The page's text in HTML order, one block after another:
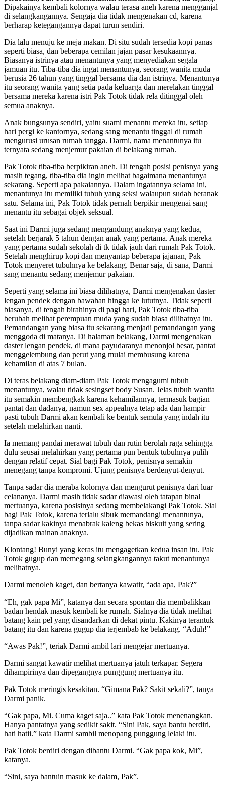
Dipakainya kembali kolornya walau terasa aneh karena mengganjal
di selangkangannya. Sengaja dia tidak mengenakan cd, karena
berharap ketegangannya dapat turun sendiri.
Dia lalu menuju ke meja makan. Di situ sudah tersedia kopi panas
seperti biasa, dan beberapa cemilan jajan pasar kesukaannya.
Biasanya istrinya atau menantunya yang menyediakan segala
jamuan itu. Tiba-tiba dia ingat menantunya, seorang wanita muda
berusia 26 tahun yang tinggal bersama dia dan istrinya. Menantunya
itu seorang wanita yang setia pada keluarga dan merelakan tinggal
bersama mereka karena istri Pak Totok tidak rela ditinggal oleh
semua anaknya.
Anak bungsunya sendiri, yaitu suami menantu mereka itu, setiap
hari pergi ke kantornya, sedang sang menantu tinggal di rumah
mengurusi urusan rumah tangga. Darmi, nama menantunya itu
ternyata sedang menjemur pakaian di belakang rumah.
Pak Totok tiba-tiba berpikiran aneh. Di tengah posisi penisnya yang
masih tegang, tiba-tiba dia ingin melihat bagaimana menantunya
sekarang. Seperti apa pakaiannya. Dalam ingatannya selama ini,
menantunya itu memiliki tubuh yang seksi walaupun sudah beranak
satu. Selama ini, Pak Totok tidak pernah berpikir mengenai sang
menantu itu sebagai objek seksual.
Saat ini Darmi juga sedang mengandung anaknya yang kedua,
setelah berjarak 5 tahun dengan anak yang pertama. Anak mereka
yang pertama sudah sekolah di tk tidak jauh dari rumah Pak Totok.
Setelah menghirup kopi dan menyantap beberapa jajanan, Pak
Totok menyeret tubuhnya ke belakang. Benar saja, di sana, Darmi
sang menantu sedang menjemur pakaian.
Seperti yang selama ini biasa dilihatnya, Darmi mengenakan daster
lengan pendek dengan bawahan hingga ke lututnya. Tidak seperti
biasanya, di tengah birahinya di pagi hari, Pak Totok tiba-tiba
berubah melihat perempuan muda yang sudah biasa dilihatnya itu.
Pemandangan yang biasa itu sekarang menjadi pemandangan yang
menggoda di matanya. Di halaman belakang, Darmi mengenakan
daster lengan pendek, di mana payudaranya menonjol besar, pantat
menggelembung dan perut yang mulai membusung karena
kehamilan di atas 7 bulan.
Di teras belakang diam-diam Pak Totok mengagumi tubuh
menantunya, walau tidak sesingset body Susan. Jelas tubuh wanita
itu semakin membengkak karena kehamilannya, termasuk bagian
pantat dan dadanya, namun sex appealnya tetap ada dan hampir
pasti tubuh Darmi akan kembali ke bentuk semula yang indah itu
setelah melahirkan nanti.
Ia memang pandai merawat tubuh dan rutin berolah raga sehingga
dulu seusai melahirkan yang pertama pun bentuk tubuhnya pulih
dengan relatif cepat. Sial bagi Pak Totok, penisnya semakin
menegang tanpa kompromi. Ujung penisnya berdenyut-denyut.
Tanpa sadar dia meraba kolornya dan mengurut penisnya dari luar
celananya. Darmi masih tidak sadar diawasi oleh tatapan binal
mertuanya, karena posisinya sedang membelakangi Pak Totok. Sial
bagi Pak Totok, karena terlalu sibuk memandangi menantunya,
tanpa sadar kakinya menabrak kaleng bekas biskuit yang sering
dijadikan mainan anaknya.
Klontang! Bunyi yang keras itu mengagetkan kedua insan itu. Pak
Totok gugup dan memegang selangkangannya takut menantunya
melihatnya.
Darmi menoleh kaget, dan bertanya kawatir, “ada apa, Pak?”
“Eh, gak papa Mi”, katanya dan secara spontan dia membalikkan
badan hendak masuk kembali ke rumah. Sialnya dia tidak melihat
batang kain pel yang disandarkan di dekat pintu. Kakinya terantuk
batang itu dan karena gugup dia terjembab ke belakang. “Aduh!”
“Awas Pak!”, teriak Darmi ambil lari mengejar mertuanya.
Darmi sangat kawatir melihat mertuanya jatuh terkapar. Segera
dihampirinya dan dipegangnya punggung mertuanya itu.
Pak Totok meringis kesakitan. “Gimana Pak? Sakit sekali?”, tanya
Darmi panik.
“Gak papa, Mi. Cuma kaget saja..” kata Pak Totok menenangkan.
Hanya pantatnya yang sedikit sakit. “Sini Pak, saya bantu berdiri,
hati hatii.” kata Darmi sambil menopang punggung lelaki itu.
Pak Totok berdiri dengan dibantu Darmi. “Gak papa kok, Mi”,
katanya.
“Sini, saya bantuin masuk ke dalam, Pak”.